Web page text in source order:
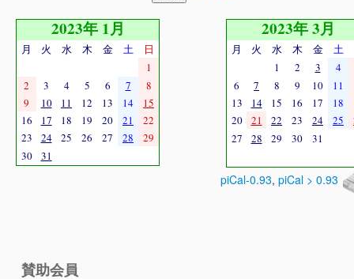
2023年 1月
月 火 水 木 金 土
日
1
2
3 4 5 6 7
8
9
10 11 12 13 14
15
16
17 18 19 20 21
22
23
24 25 26 27 28
29
30
31
2023年 3月
月 火 水 木 金 土
1
2 3
4
6
7 8 9 10 11
13
14 15 16 17 18
20
21 22 23 24 25
27
28 29 30 31
piCal-0.93, piCal > 0.93
賛助会員